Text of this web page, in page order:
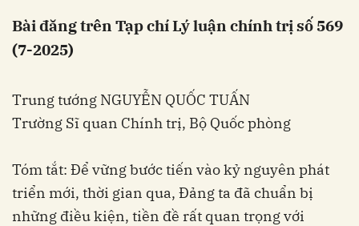
Bài đăng trên Tạp chí Lý luận chính trị số 569
(7-2025)
Trung tướng NGUYỄN QUỐC TUẤN
Trường Sĩ quan Chính trị, Bộ Quốc phòng
Tóm tắt: Để vững bước tiến vào kỷ nguyên phát
triển mới, thời gian qua, Đảng ta đã chuẩn bị
những điều kiện, tiền đề rất quan trọng với